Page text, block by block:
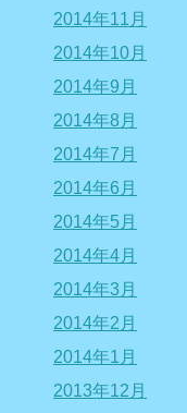
2014年11月
2014年10月
2014年9月
2014年8月
2014年7月
2014年6月
2014年5月
2014年4月
2014年3月
2014年2月
2014年1月
2013年12月